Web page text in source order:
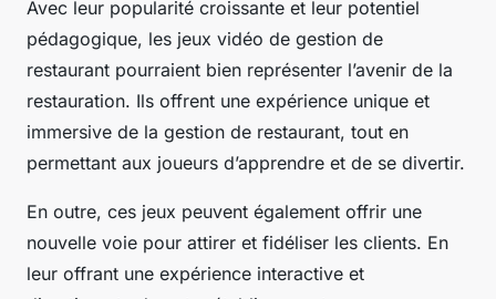
Avec leur popularité croissante et leur potentiel
pédagogique, les jeux vidéo de gestion de
restaurant pourraient bien représenter l’avenir de la
restauration. Ils offrent une expérience unique et
immersive de la gestion de restaurant, tout en
permettant aux joueurs d’apprendre et de se divertir.
En outre, ces jeux peuvent également offrir une
nouvelle voie pour attirer et fidéliser les clients. En
leur offrant une expérience interactive et